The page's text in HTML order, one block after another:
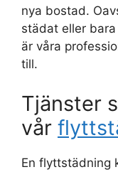
nya bostad.
städat eller
är våra
till.
Tjänster
vår
En flyttstädning